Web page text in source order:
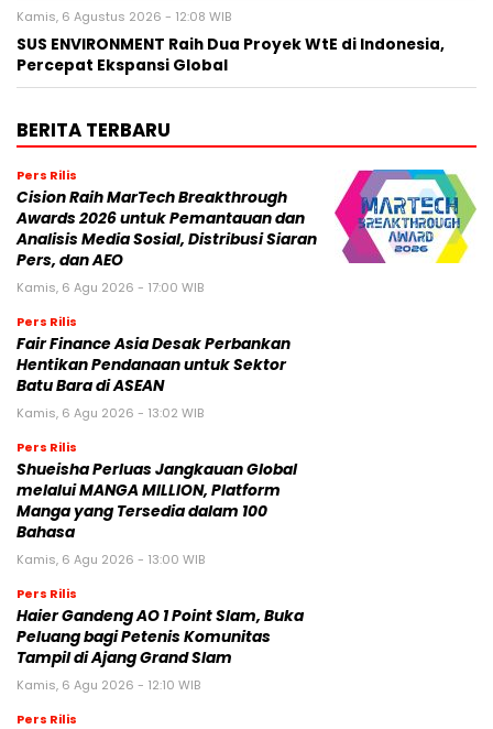
Kamis, 6 Agustus 2026 - 12:08 WIB
SUS ENVIRONMENT Raih Dua Proyek WtE di Indonesia,
Percepat Ekspansi Global
BERITA TERBARU
Pers Rilis
Cision Raih MarTech Breakthrough
Awards 2026 untuk Pemantauan dan
Analisis Media Sosial, Distribusi Siaran
Pers, dan AEO
Kamis, 6 Agu 2026 - 17:00 WIB
Pers Rilis
Fair Finance Asia Desak Perbankan
Hentikan Pendanaan untuk Sektor
Batu Bara di ASEAN
Kamis, 6 Agu 2026 - 13:02 WIB
Pers Rilis
Shueisha Perluas Jangkauan Global
melalui MANGA MILLION, Platform
Manga yang Tersedia dalam 100
Bahasa
Kamis, 6 Agu 2026 - 13:00 WIB
Pers Rilis
Haier Gandeng AO 1 Point Slam, Buka
Peluang bagi Petenis Komunitas
Tampil di Ajang Grand Slam
Kamis, 6 Agu 2026 - 12:10 WIB
Pers Rilis